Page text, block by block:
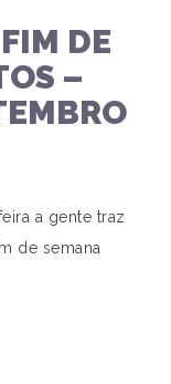
Publicar no XDE
–
a gente traz
de semana